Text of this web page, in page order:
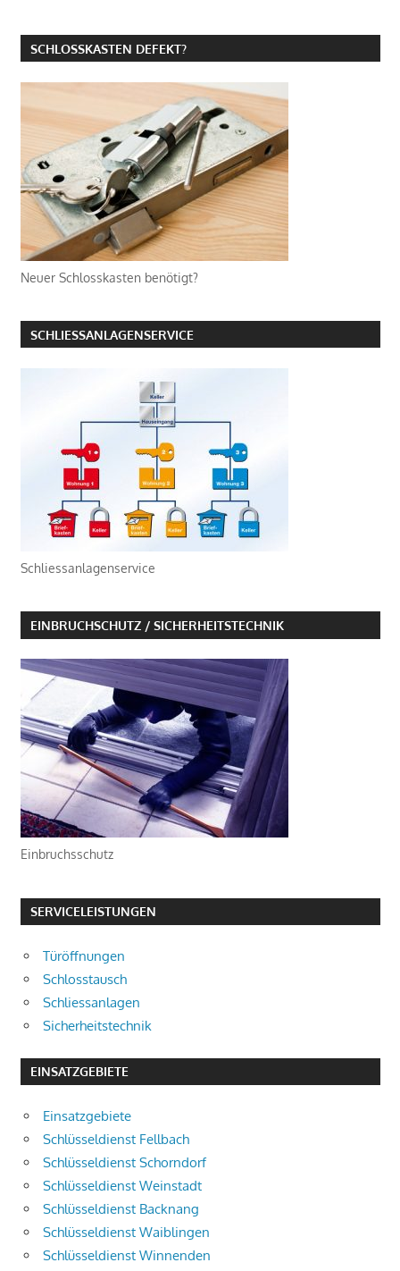
SCHLOSSKASTEN DEFEKT?
Neuer Schlosskasten benötigt?
SCHLIESSANLAGENSERVICE
Schliessanlagenservice
EINBRUCHSCHUTZ / SICHERHEITSTECHNIK
Einbruchsschutz
SERVICELEISTUNGEN
Türöffnungen
Schlosstausch
Schliessanlagen
Sicherheitstechnik
EINSATZGEBIETE
Einsatzgebiete
Schlüsseldienst Fellbach
Schlüsseldienst Schorndorf
Schlüsseldienst Weinstadt
Schlüsseldienst Backnang
Schlüsseldienst Waiblingen
Schlüsseldienst Winnenden